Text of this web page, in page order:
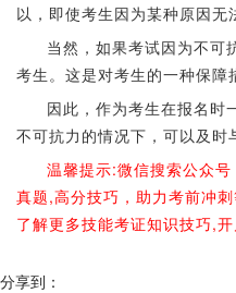
以，即使考生因为某种原因无
当然，如果考试因为不可
考生。这是对考生的一种保
因此，作为考生在报名时
不可抗力的情况下，可以及
温馨提示:微信搜索公众
真题,高分技巧，助力考前冲
了解更多技能考证知识技巧,
分享到：